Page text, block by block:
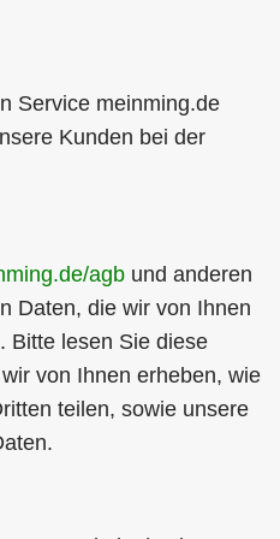
Service meinming.de
Kunden bei der
agb und anderen
Daten, die wir von Ihnen
Bitte lesen Sie diese
von Ihnen erheben, wie
teilen, sowie unsere